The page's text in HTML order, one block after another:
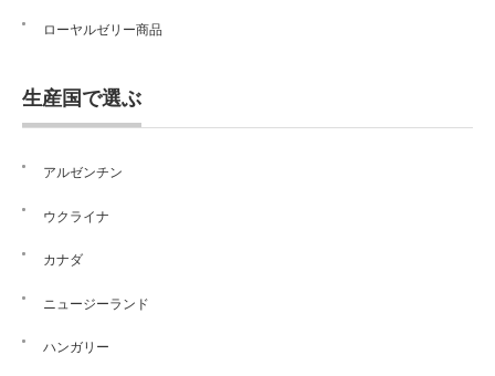
ローヤルゼリー商品
生産国で選ぶ
アルゼンチン
ウクライナ
カナダ
ニュージーランド
ハンガリー